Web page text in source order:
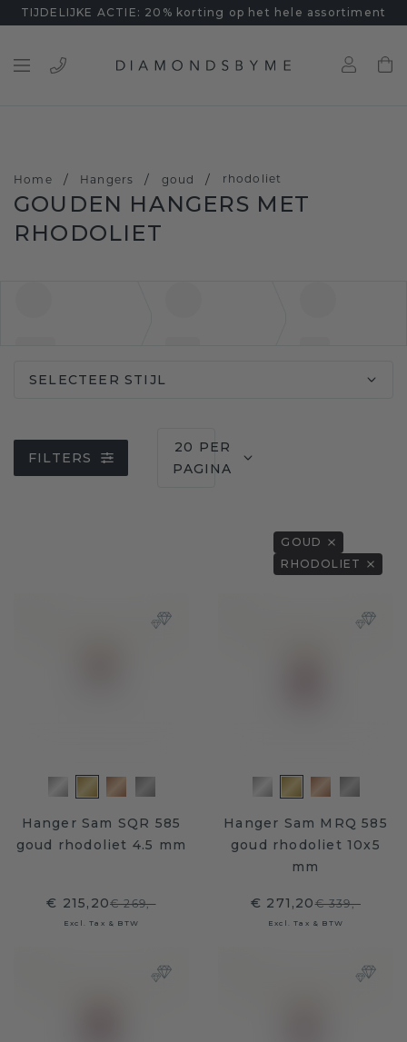
TIJDELIJKE ACTIE: 20% korting op het hele assortiment
Home / Hangers / goud / rhodoliet
GOUDEN HANGERS MET
RHODOLIET
SELECTEER STIJL
FILTERS
20 PER
PAGINA
GOUD
RHODOLIET
Hanger Sam SQR 585
goud rhodoliet 4.5 mm
€ 215,20€ 269,-
Excl. Tax & BTW
Hanger Sam MRQ 585
goud rhodoliet 10x5
mm
€ 271,20€ 339,-
Excl. Tax & BTW